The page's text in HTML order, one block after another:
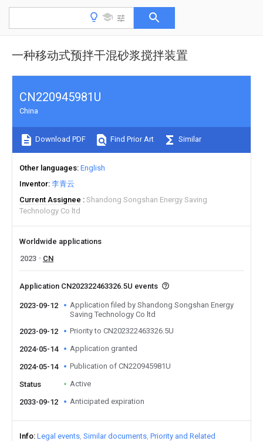
一种移动式预拌干混砂浆搅拌装置
CN220945981U
China
Download PDF Find Prior Art Similar
Other languages English
Inventor 李青云
Current Assignee
Shandong Songshan Energy Saving
Technology Co ltd
Worldwide applications
2023
CN
Application CN202322463326.5U events
2023-09-12
Application filed by Shandong Songshan Energy
Saving Technology Co ltd
2023-09-12
Priority to CN202322463326.5U
2024-05-14 Application granted
2024-05-14 Publication of CN220945981U
Status Active
2033-09-12 Anticipated expiration
Info Legal events Similar documents Priority and Related